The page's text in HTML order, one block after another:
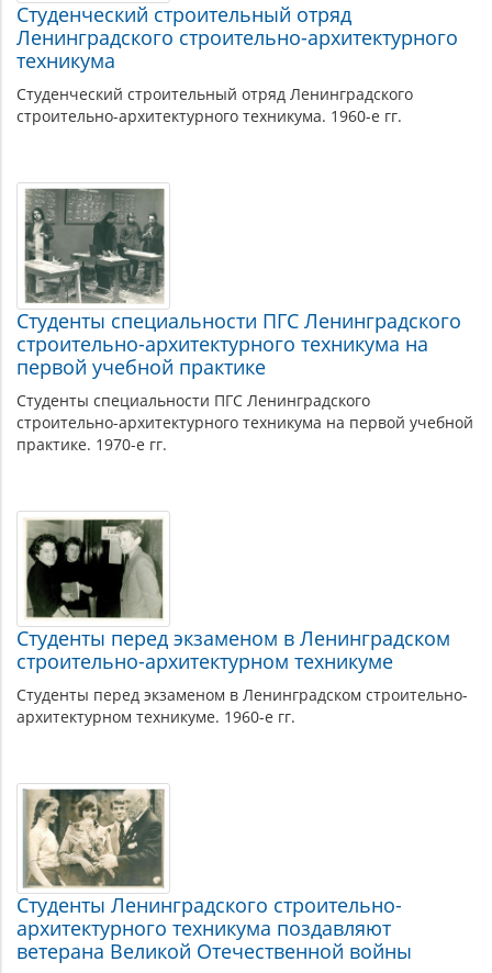
Студенческий строительный отряд
Ленинградского строительно-архитектурного
техникума
Студенческий строительный отряд Ленинградского
строительно-архитектурного техникума. 1960-е гг.
Студенты специальности ПГС Ленинградского
строительно-архитектурного техникума на
первой учебной практике
Студенты специальности ПГС Ленинградского
строительно-архитектурного техникума на первой учебной
практике. 1970-е гг.
Студенты перед экзаменом в Ленинградском
строительно-архитектурном техникуме
Студенты перед экзаменом в Ленинградском строительно-
архитектурном техникуме. 1960-е гг.
Студенты Ленинградского строительно-
архитектурного техникума поздавляют
ветерана Великой Отечественной войны